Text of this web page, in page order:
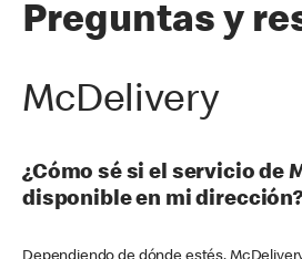
Preguntas y
McDelivery
¿Cómo sé si el servicio de
disponible en mi